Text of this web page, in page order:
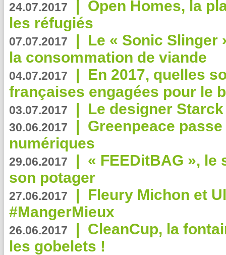
24.07.2017 | Open Homes, la
les réfugiés
07.07.2017 | Le « Sonic Slinger
la consommation de viande
04.07.2017 | En 2017, quelles
françaises engagées pour le
03.07.2017 | Le designer
30.06.2017 | Greenpeace
numériques
29.06.2017 | « FEEDitBAG », le
son potager
27.06.2017 | Fleury Michon et
#MangerMieux
26.06.2017 | CleanCup, la
les gobelets !